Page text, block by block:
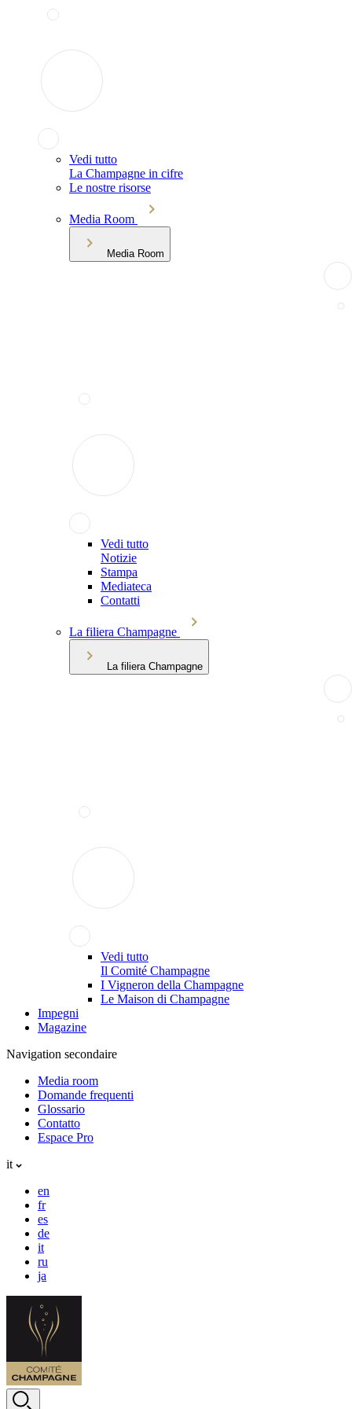
Vedi tutto
La Champagne in cifre
Le nostre risorse
Media Room
Media Room
Vedi tutto
Notizie
Stampa
Mediateca
Contatti
La filiera Champagne
La filiera Champagne
Vedi tutto
Il Comité Champagne
I Vigneron della Champagne
Le Maison di Champagne
Impegni
Magazine
Navigation secondaire
Media room
Domande frequenti
Glossario
Contatto
Espace Pro
it
en
fr
es
de
it
ru
ja